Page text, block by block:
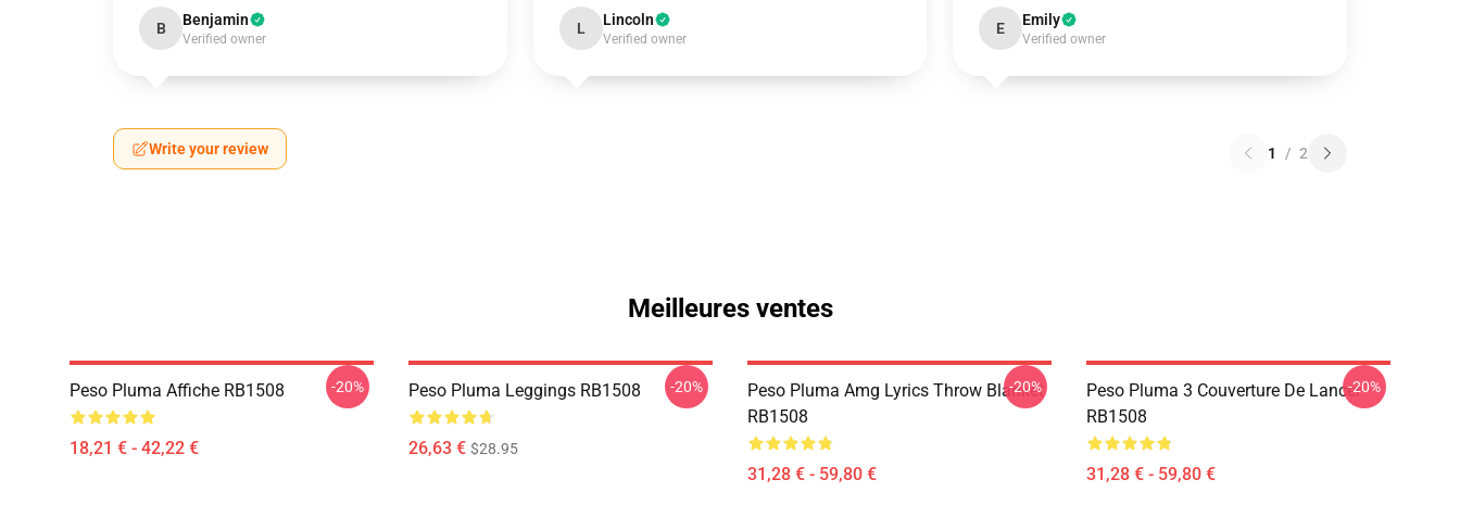
B Benjamin
Verified owner
L Lincoln
Verified owner
E Emily
Verified owner
Write your review 1 / 2
Meilleures ventes
Peso Pluma Affiche RB1508
18,21 € - 42,22 €
-20% Peso Pluma Leggings RB1508
26,63 € $28.95
-20%
Peso Pluma Amg Lyrics Throw Blanket
RB1508
31,28 € - 59,80 €
-20%
Peso Pluma 3 Couverture De Lancer
RB1508
31,28 € - 59,80 €
-20%